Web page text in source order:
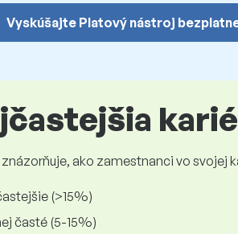
Vyskúšajte Platový nástroj
ako zamestnanci vo svojej
(>15%)
časté (5-15%)